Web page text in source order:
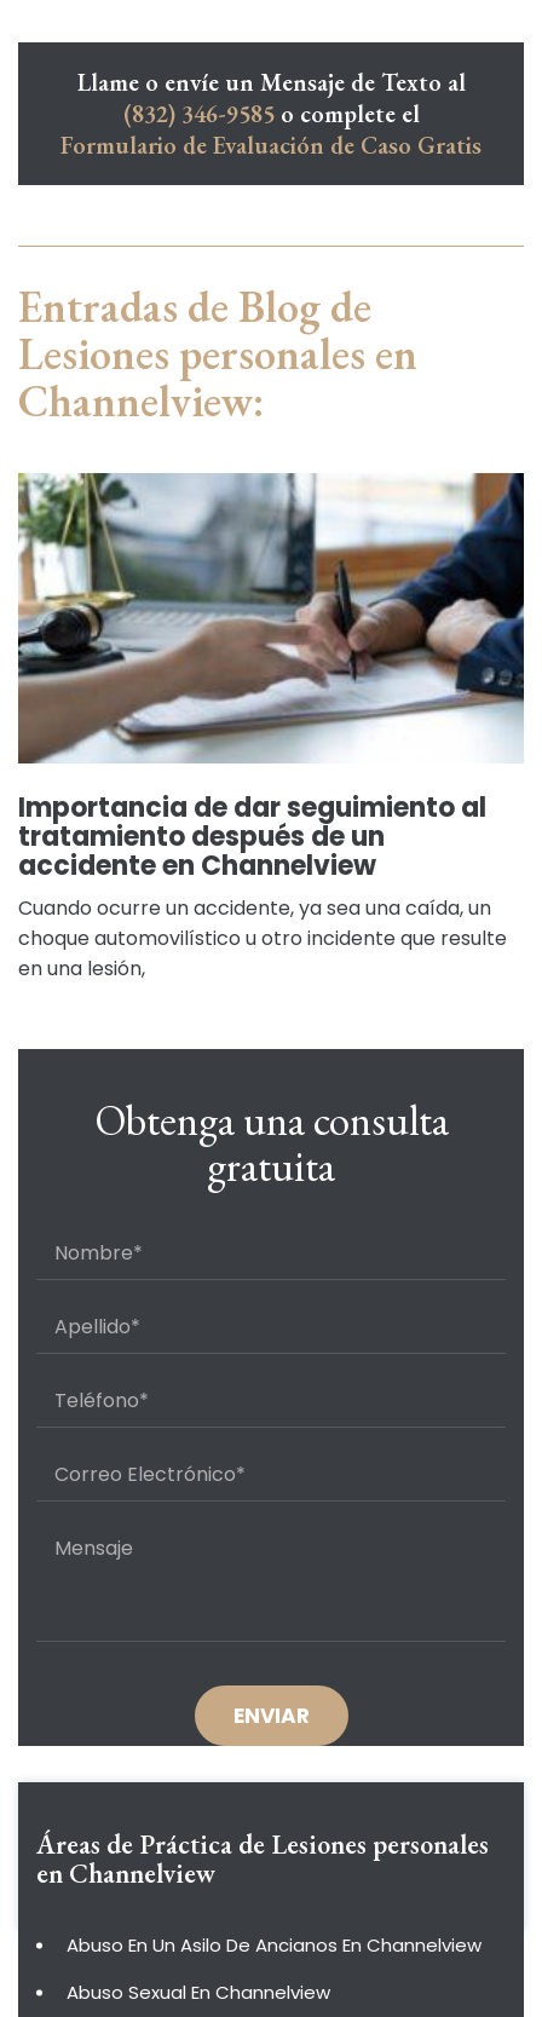
Llame o envíe un Mensaje de Texto al
(832) 346-9585o complete el
Formulario de Evaluación de Caso Gratis
Entradas de Blog de
Lesiones personales en
Channelview:
Importancia de dar seguimiento al
tratamiento después de un
accidente en Channelview
Cuando ocurre un accidente, ya sea una caída, un
choque automovilístico u otro incidente que resulte
en una lesión,
Obtenga una consulta
gratuita
Áreas de Práctica de Lesiones personales
en Channelview
Abuso En Un Asilo De Ancianos En Channelview
Abuso Sexual En Channelview